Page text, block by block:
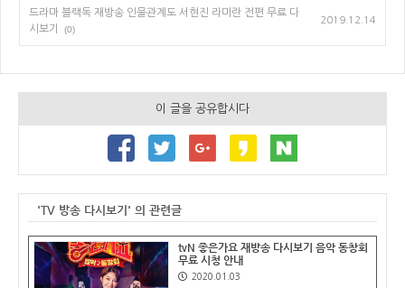
드라마 블랙독 재방송 인물관계도 서현진 라미란 전편 무료 다
시보기
(0)
2019.12.14
이 글을 공유합시다
'TV 방송 다시보기' 의 관련글
tvN 좋은가요 재방송 다시보기 음악 동창회
무료 시청 안내
2020.01.03